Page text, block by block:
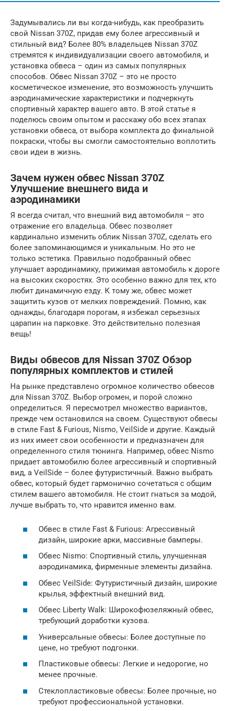
Задумывались ли вы когда-нибудь, как преобразить
свой Nissan 370Z, придав ему более агрессивный и
стильный вид? Более 80% владельцев Nissan 370Z
стремятся к индивидуализации своего автомобиля, и
установка обвеса – один из самых популярных
способов. Обвес Nissan 370Z – это не просто
косметическое изменение, это возможность улучшить
аэродинамические характеристики и подчеркнуть
спортивный характер вашего авто. В этой статье я
поделюсь своим опытом и расскажу обо всех этапах
установки обвеса, от выбора комплекта до финальной
покраски, чтобы вы смогли самостоятельно воплотить
свои идеи в жизнь.
Зачем нужен обвес Nissan 370Z
Улучшение внешнего вида и
аэродинамики
Я всегда считал, что внешний вид автомобиля – это
отражение его владельца. Обвес позволяет
кардинально изменить облик Nissan 370Z, сделать его
более запоминающимся и уникальным. Но это не
только эстетика. Правильно подобранный обвес
улучшает аэродинамику, прижимая автомобиль к дороге
на высоких скоростях. Это особенно важно для тех, кто
любит динамичную езду. К тому же, обвес может
защитить кузов от мелких повреждений. Помню, как
однажды, благодаря порогам, я избежал серьезных
царапин на парковке. Это действительно полезная
вещь!
Виды обвесов для Nissan 370Z Обзор
популярных комплектов и стилей
На рынке представлено огромное количество обвесов
для Nissan 370Z. Выбор огромен, и порой сложно
определиться. Я пересмотрел множество вариантов,
прежде чем остановился на своем. Существуют обвесы
в стиле Fast & Furious, Nismo, VeilSide и другие. Каждый
из них имеет свои особенности и предназначен для
определенного стиля тюнинга. Например, обвес Nismo
придает автомобилю более агрессивный и спортивный
вид, а VeilSide – более футуристичный. Важно выбрать
обвес, который будет гармонично сочетаться с общим
стилем вашего автомобиля. Не стоит гнаться за модой,
лучше выбрать то, что нравится именно вам.
Обвес в стиле Fast & Furious: Агрессивный
дизайн, широкие арки, массивные бамперы.
Обвес Nismo: Спортивный стиль, улучшенная
аэродинамика, фирменные элементы дизайна.
Обвес VeilSide: Футуристичный дизайн, широкие
крылья, эффектный внешний вид.
Обвес Liberty Walk: Широкофюзеляжный обвес,
требующий доработки кузова.
Универсальные обвесы: Более доступные по
цене, но требуют подгонки.
Пластиковые обвесы: Легкие и недорогие, но
менее прочные.
Стеклопластиковые обвесы: Более прочные, но
требуют профессиональной установки.